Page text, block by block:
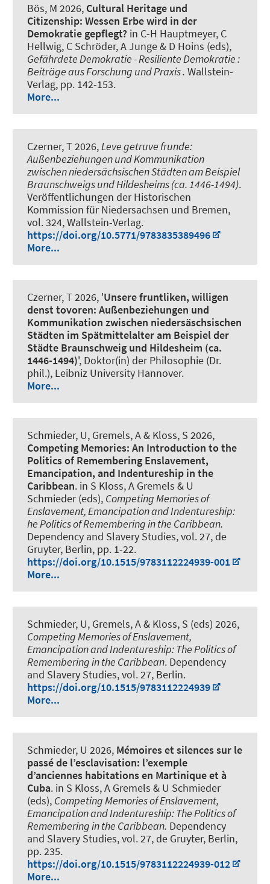
Bös, M 2026, Cultural Heritage und
Citizenship: Wessen Erbe wird in der
Demokratie gepflegt? in C-H Hauptmeyer, C
Hellwig, C Schröder, A Junge & D Hoins (eds),
Gefährdete Demokratie - Resiliente Demokratie :
Beiträge aus Forschung und Praxis . Wallstein-
Verlag, pp. 142-153.
More...
Czerner, T2026,Leve getruve frunde:
Außenbeziehungen und Kommunikation
zwischen niedersächsischen Städten am Beispiel
Braunschweigs und Hildesheims (ca. 1446-1494).
Veröffentlichungen der Historischen
Kommission für Niedersachsen und Bremen,
vol. 324, Wallstein-Verlag.
https://doi.org/10.5771/9783835389496
More...
Czerner, T2026, 'Unsere fruntliken, willigen
denst tovoren: Außenbeziehungen und
Kommunikation zwischen niedersäschsischen
Städten im Spätmittelalter am Beispiel der
Städte Braunschweig und Hildesheim (ca.
1446-1494)', Doktor(in) der Philosophie (Dr.
phil.), Leibniz University Hannover.
More...
Schmieder, U, Gremels, A & Kloss, S 2026,
Competing Memories: An Introduction to the
Politics of Remembering Enslavement,
Emancipation, and Indentureship in the
Caribbean. in S Kloss, A Gremels & U
Schmieder (eds), Competing Memories of
Enslavement, Emancipation and Indentureship:
he Politics of Remembering in the Caribbean.
Dependency and Slavery Studies, vol. 27, de
Gruyter, Berlin, pp. 1-22.
https://doi.org/10.1515/9783112224939-001
More...
Schmieder, U, Gremels, A & Kloss, S (eds) 2026,
Competing Memories of Enslavement,
Emancipation and Indentureship: The Politics of
Remembering in the Caribbean. Dependency
and Slavery Studies, vol. 27, Berlin.
https://doi.org/10.1515/9783112224939
More...
Schmieder, U 2026, Mémoires et silences sur le
passé de l’esclavisation: l’exemple
d’anciennes habitations en Martinique et à
Cuba. in S Kloss, A Gremels & U Schmieder
(eds), Competing Memories of Enslavement,
Emancipation and Indentureship: The Politics of
Remembering in the Caribbean. Dependency
and Slavery Studies, vol. 27, de Gruyter, Berlin,
pp. 235.
https://doi.org/10.1515/9783112224939-012
More...